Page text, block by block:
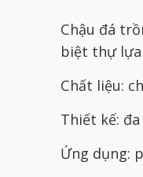
Chậu đá
biệt thự lựa
Chất liệu:
Thiết kế:
Ứng dụng: